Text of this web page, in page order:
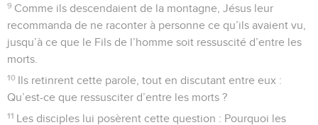
9 Comme ils descendaient de la montagne, Jésus leur
recommanda de ne raconter à personne ce qu’ils avaient vu,
jusqu’à ce que le Fils de l’homme soit ressuscité d’entre les
morts.
10 Ils retinrent cette parole, tout en discutant entre eux :
Qu’est-ce que ressusciter d’entre les morts ?
11 Les disciples lui posèrent cette question : Pourquoi les